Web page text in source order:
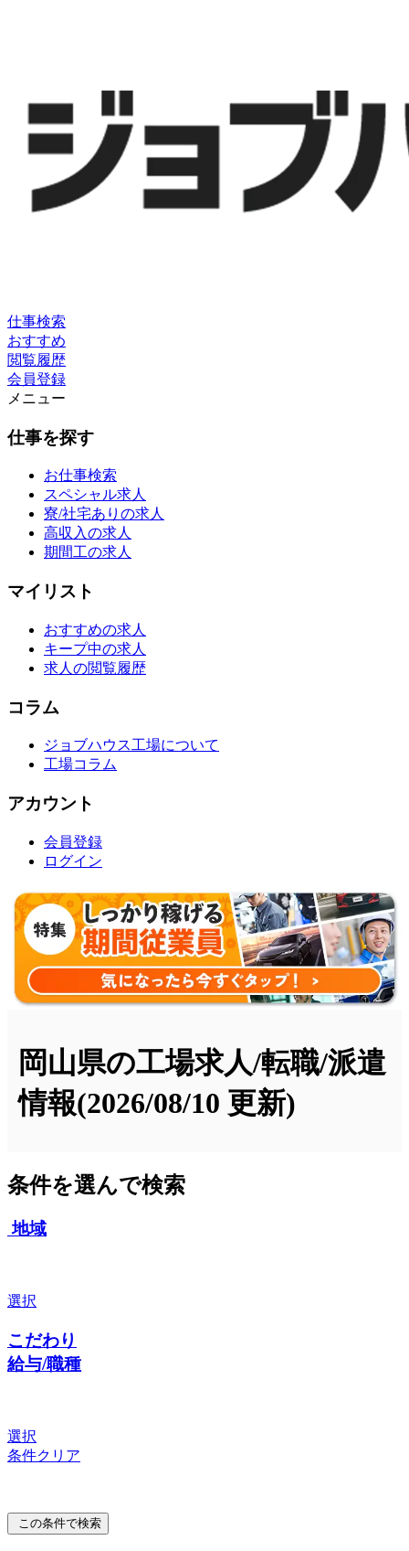
仕事検索
おすすめ
閲覧履歴
会員登録
メニュー
仕事を探す
お仕事検索
スペシャル求人
寮/社宅ありの求人
高収入の求人
期間工の求人
マイリスト
おすすめの求人
キープ中の求人
求人の閲覧履歴
コラム
ジョブハウス工場について
工場コラム
アカウント
会員登録
ログイン
岡山県の工場求人/転職/派遣
情報(2026/08/10 更新)
条件を選んで検索
地域
選択
こだわり
給与/職種
選択
条件クリア
この条件で検索